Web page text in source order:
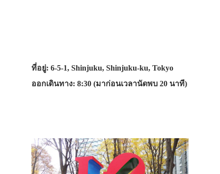
ที่อยู่: 6-5-1, Shinjuku, Shinjuku-ku, Tokyo
ออกเดินทาง: 8:30 (มาก่อนเวลานัดพบ 20 นาที)